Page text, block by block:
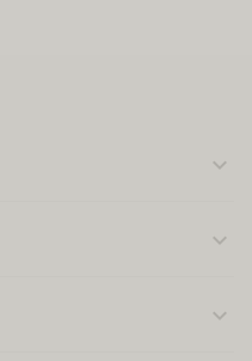
expand_more
expand_more
expand_more